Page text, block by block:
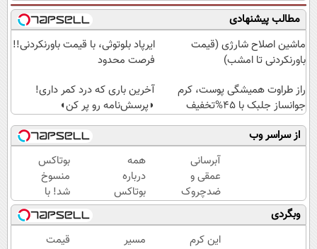
مطالب پیشنهادی
ماشین اصلاح شارژی (قیمت
باورنکردنی تا امشب)
ایرپاد بلوتوثی، با قیمت باورنکردنی!!
فرصت محدود
راز طراوت همیشگی پوست، کرم
جوانساز جلبک با 45%تخفیف
آخرین باری که درد کمر داری!
◗پرسش‌نامه رو پر کن◖
از سراسر وب
آبرسانی
عمقی و
ضدچروک
قوی
گیاهی
بدون
همه
درباره
بوتاکس
حرف
میزنن؛ اما
کمتر
بوتاکس
منسوخ
شد! با
کرم
جوانساز
وبگردی
این کرم
مسیر
قیمت